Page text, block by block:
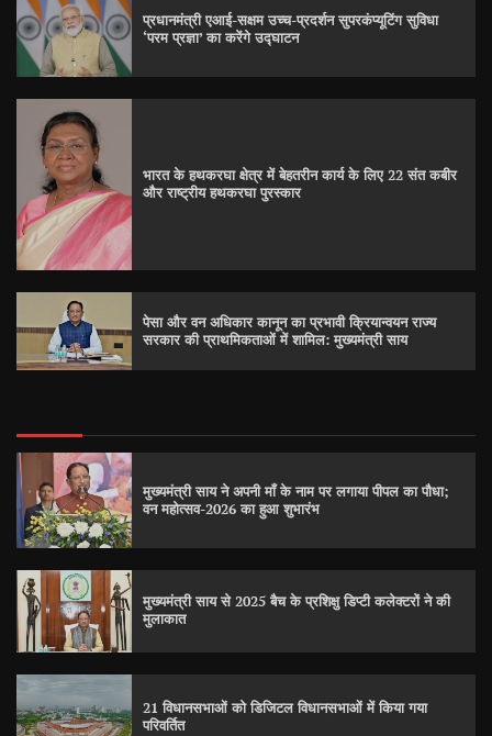
प्रधानमंत्री एआई-सक्षम उच्च-प्रदर्शन सुपरकंप्यूटिंग सुविधा
‘परम प्रज्ञा’ का करेंगे उद्घाटन
भारत के हथकरघा क्षेत्र में बेहतरीन कार्य के लिए 22 संत कबीर
और राष्ट्रीय हथकरघा पुरस्कार
पेसा और वन अधिकार कानून का प्रभावी क्रियान्वयन राज्य
सरकार की प्राथमिकताओं में शामिल: मुख्यमंत्री साय
मुख्यमंत्री साय ने अपनी माँ के नाम पर लगाया पीपल का पौधा;
वन महोत्सव-2026 का हुआ शुभारंभ
मुख्यमंत्री साय से 2025 बैच के प्रशिक्षु डिप्टी कलेक्टरों ने की
मुलाकात
21 विधानसभाओं को डिजिटल विधानसभाओं में किया गया
परिवर्तित